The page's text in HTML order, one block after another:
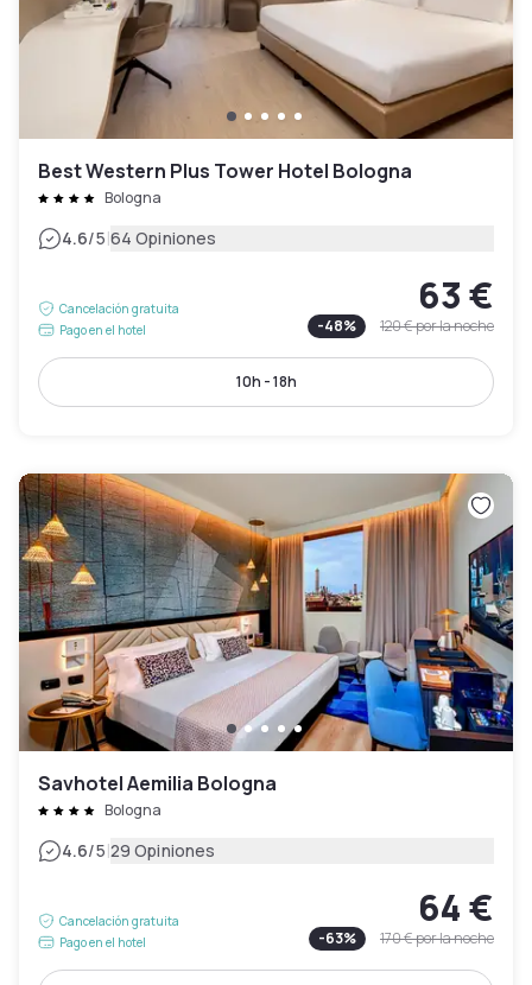
Best Western Plus Tower Hotel Bologna
Bologna
4.6/5|64 Opiniones
Cancelación gratuita
Pago en el hotel
63 €
-48% 120 €por la noche
10h - 18h
Savhotel Aemilia Bologna
Bologna
4.6/5|29 Opiniones
Cancelación gratuita
Pago en el hotel
64 €
-63% 170 €por la noche